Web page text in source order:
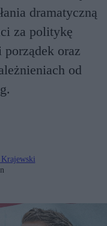
dramatyczną
za politykę
oraz
od